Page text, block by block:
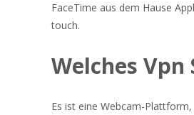
FaceTime aus dem Hause
touch.
Welches Vpn
Es ist eine Webcam-